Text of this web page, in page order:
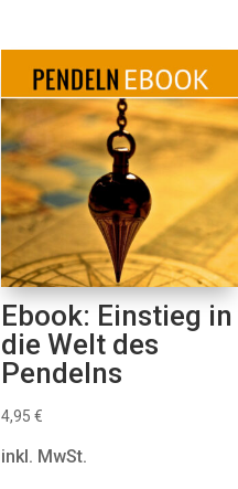
Ebook: Einstieg in
die Welt des
Pendelns
4,95 €
inkl. MwSt.